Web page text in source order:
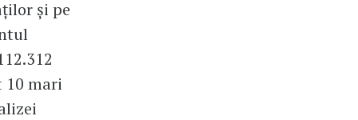
și pe
10 mari